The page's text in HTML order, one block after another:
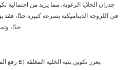
جدران الخلايا الرغوية، مما يزيد من احتمالية
في اللزوجة الديناميكية بسرعة كبيرة جدًا، فقد
جدًا، وتمزق الفقاعات المبكرة، وانهيار الرغوة.
زيادة معدل نمو مرونة الفقاعة (رفع المنحنى B) يعزز تكوين بنية الخلية المغلقة.